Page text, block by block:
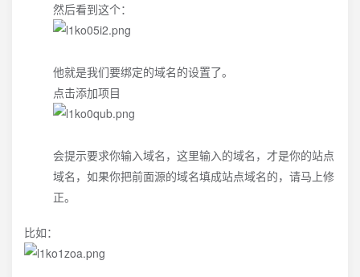
然后看到这个：
他就是我们要绑定的域名的设置了。
点击添加项目
会提示要求你输入域名，这里输入的域名，才是你的站点
域名，如果你把前面源的域名填成站点域名的，请马上修
正。
比如：